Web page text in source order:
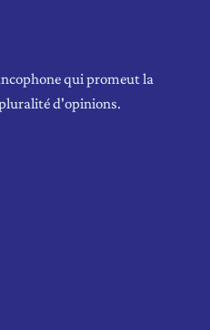
qui promeut la
d'opinions.